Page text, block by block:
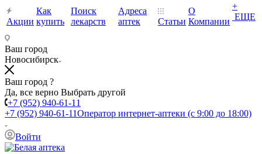
Акции
Как
купить
Поиск
лекарств
Адреса
аптек
Статьи
О
Компании
+
ЕЩЕ
Ваш город
Новосибирск
Ваш город ?
Да, все верно Выбрать другой
+7 (952) 940-61-11
+7 (952) 940-61-11Оператор интернет-аптеки (с 9:00 до 18:00)
Войти